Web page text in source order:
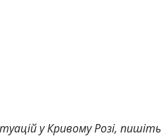
у Кривому Розі,